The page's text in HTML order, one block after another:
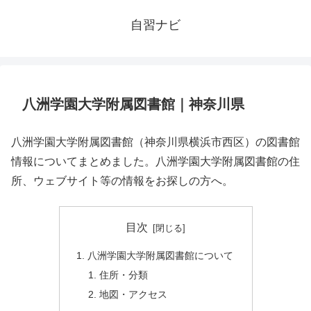
自習ナビ
八洲学園大学附属図書館｜神奈川県
八洲学園大学附属図書館（神奈川県横浜市西区）の図書館
情報についてまとめました。八洲学園大学附属図書館の住
所、ウェブサイト等の情報をお探しの方へ。
目次
八洲学園大学附属図書館について
住所・分類
地図・アクセス